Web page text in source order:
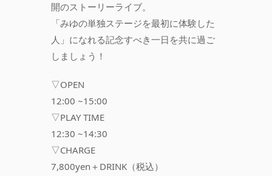
開のストーリーライブ。
「みゆの単独ステージを最初に体験した
人」になれる記念すべき一日を共に過ご
しましょう！
▽OPEN
12:00 ~15:00
▽PLAY TIME
12:30 ~14:30
▽CHARGE
7,800yen＋DRINK（税込）